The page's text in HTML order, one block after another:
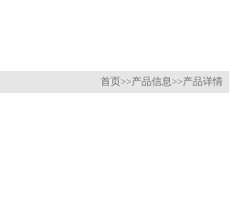
首页>>产品信息>>产品详情